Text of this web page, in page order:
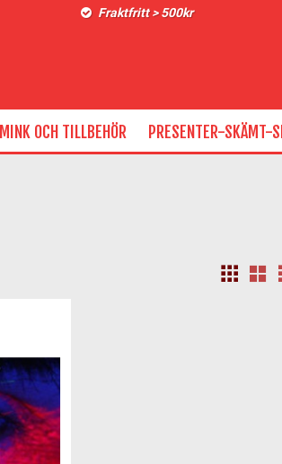
Fraktfritt > 500kr
OCH TILLBEHÖR PRESENTER-SKÄMT-